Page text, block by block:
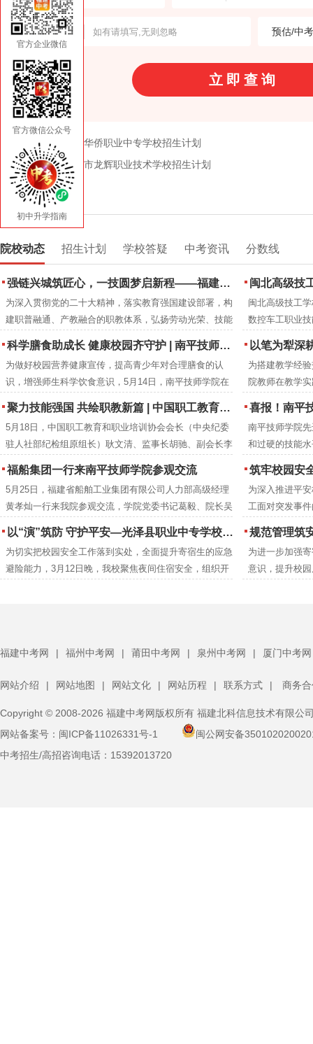
意向学校 预估/中
上一篇:2026年龙岩华侨职业中专学校招生计划
下一篇:2026年龙岩市龙辉职业技术学校招生计划
院校动态 招生计划 学校答疑 中考资讯 分数线
强链兴城筑匠心，一技圆梦启新程——福建建筑学校2026年职业教育活动周圆满落幕
为深入贯彻党的二十大精神，落实教育强国建设部署，构
建职普融通、产教融合的职教体系，弘扬劳动光荣、技能
宝贵、创造伟大的时代风尚，2026年5月，紧扣全国职教
活动周“一技在手，一生无忧”主题与福建省“强链·兴城·圆
梦”分主题，福建建筑学校举办职业教育活动周系列特色
活动。
闽北高级技工
闽北高级技工
数控车工职业
科学膳食助成长 健康校园齐守护 | 南平技师学院成功举办食品营养周知识讲座
为做好校园营养健康宣传，提高青少年对合理膳食的认
识，增强师生科学饮食意识，5月14日，南平技师学院在
2号楼阶梯教室开展食品营养周知识讲座。福建省营养协
会会长、注册营养师刘彦雯担任主讲人。
以笔为犁深耕教改沃土 匠心
为搭建教学经
院教师在教学
学院教研室组
编工作。历时
成册推广交流。
聚力技能强国 共绘职教新篇 | 中国职工教育和职业培训协会莅临南平技师学院调研指导
5月18日，中国职工教育和职业培训协会会长（中央纪委
驻人社部纪检组原组长）耿文清、监事长胡驰、副会长李
学院调研指导。南平市人民政府党组成员、副市长杨新
强，市人力资源和社会保障局党组成员、副局长吴邦建，
学院党委书记葛毅，院长吴瑞通等领导陪同考察。
喜报！南平技师
南平技师学院
和过硬的技能
年本科专业录
福船集团一行来南平技师学院参观交流
5月25日，福建省船舶工业集团有限公司人力部高级经理
黄孝灿一行来我院参观交流，学院党委书记葛毅、院长吴
瑞通、副院长翁建星及相关处室负责人陪同参观。
筑牢校园安全防线 提升教职工应
为深入推进平
工面对突发事
院联合延平区
高的应急救护
后勤安保等关
训。
以“演”筑防 守护平安—光泽县职业中专学校扎实开展夜间消防逃生演练
为切实把校园安全工作落到实处，全面提升寄宿生的应急
避险能力，3月12日晚，我校聚焦夜间住宿安全，组织开
规范管理筑安全 凝心
为进一步加强
意识，提升校
福建中考网 | 福州中考网 | 莆田中考网 | 泉州中考网 | 厦门中考网
网站介绍 | 网站地图 | 网站文化 | 网站历程 | 联系方式 | 商务
Copyright © 2008-2026 福建中考网版权所有 福建北科信息技术有限公
网站备案号： 闽ICP备11026331号-1
闽公网安备
中考招生/高招咨询电话： 15392013720
官方企业微信
官方微信公众号
初中升学指南